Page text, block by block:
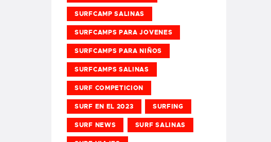
SURFCAMP SALINAS
SURFCAMPS PARA JOVENES
SURFCAMPS PARA NIÑOS
SURFCAMPS SALINAS
SURF COMPETICION
SURF EN EL 2023 SURFING
SURF NEWS SURF SALINAS